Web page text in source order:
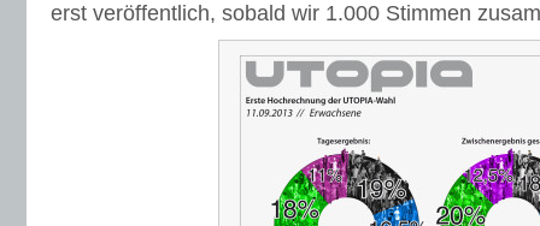
erst veröffentlich, sobald wir 1.000 Stimmen